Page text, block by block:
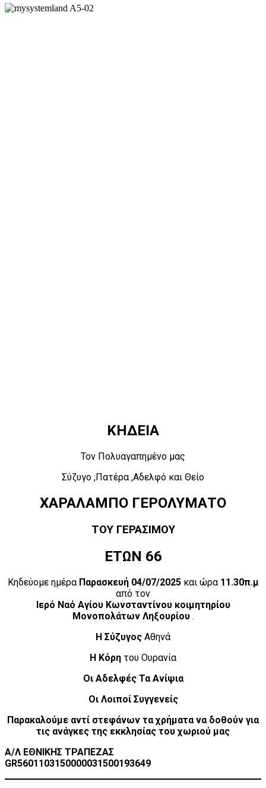
ΚΗΔΕΙΑ
Τον Πολυαγαπημένο μας
Σύζυγο ,Πατέρα ,Αδελφό και Θείο
ΧΑΡΑΛΑΜΠΟ ΓΕΡΟΛΥΜΑΤΟ
ΤΟΥ ΓΕΡΑΣΙΜΟΥ
ΕΤΩΝ 66
Κηδεύομε ημέρα Παρασκευή 04/07/2025και ώρα 11.30π.μ
από τον
Ιερό Ναό Αγίου Κωνσταντίνου κοιμητηρίου
Μονοπολάτων Ληξουρίου.
Η Σύζυγος Αθηνά
Η Κόρη του Ουρανία
Οι Αδελφές Τα Ανίψια
Οι Λοιποί Συγγενείς
Παρακαλούμε αντί στεφάνων τα χρήματα να δοθούν για
τις ανάγκες της εκκλησίας του χωριού μας
A/Λ ΕΘΝΙΚΗΣ ΤΡΑΠΕΖΑΣ
GR5601103150000031500193649